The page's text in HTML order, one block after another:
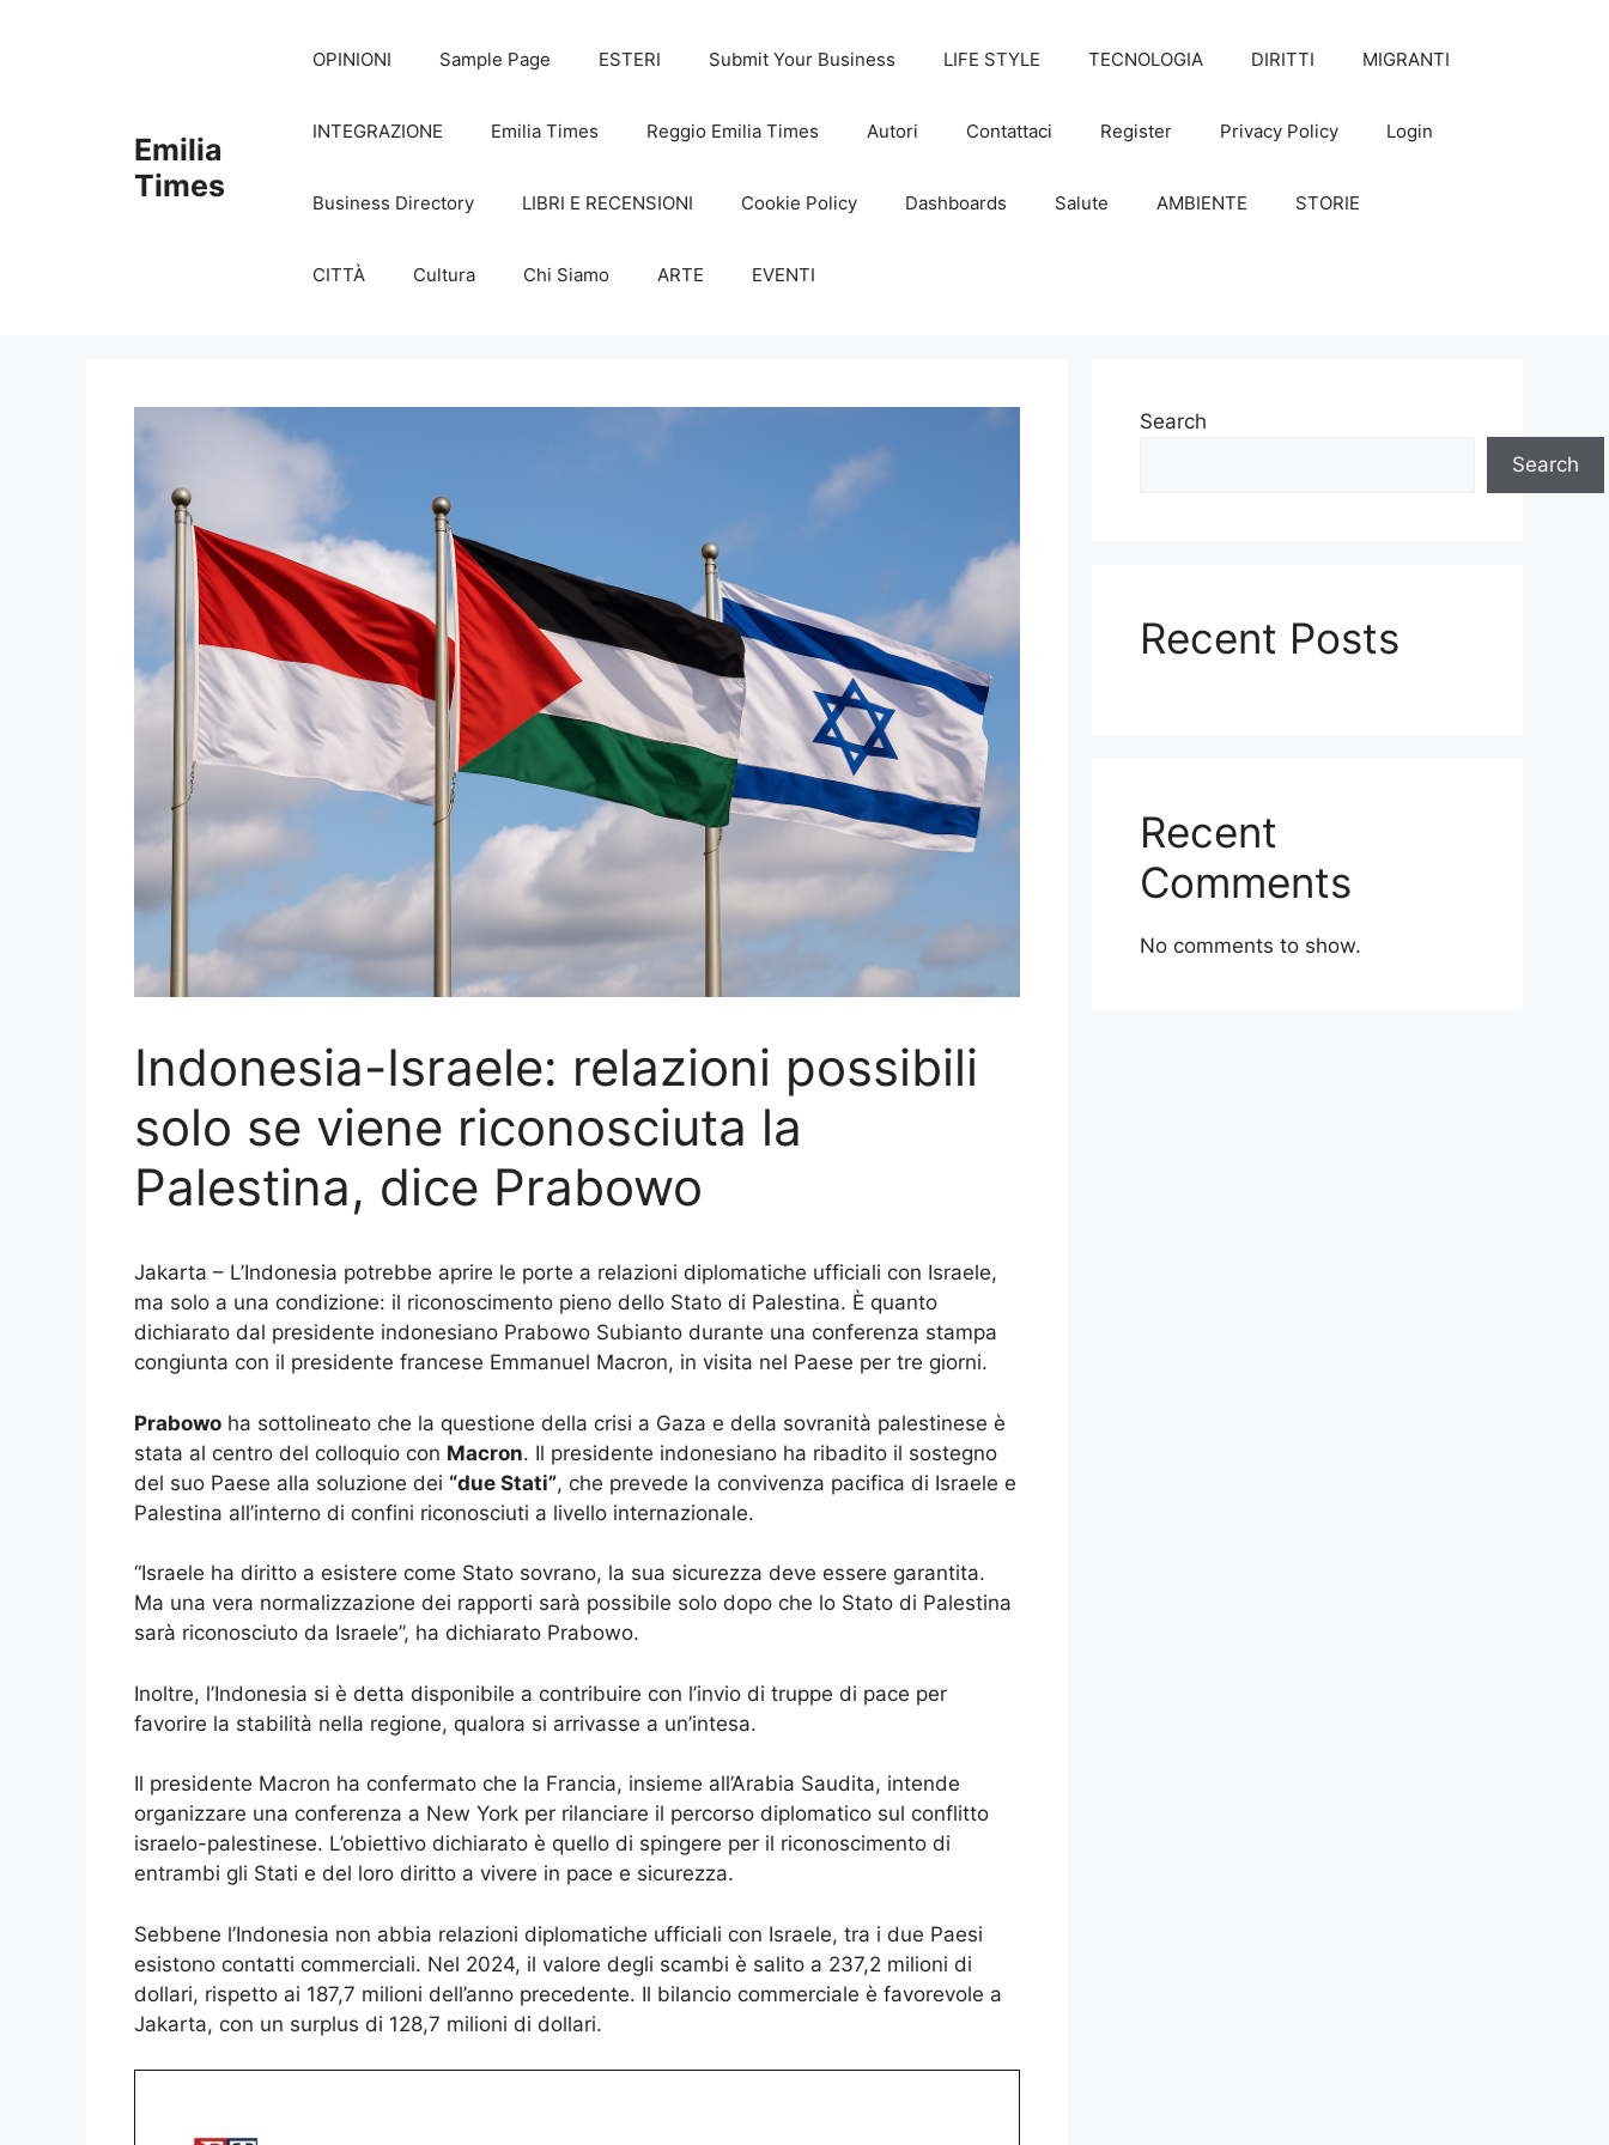
Emilia
Times
OPINIONI Sample Page ESTERI Submit Your Business LIFE STYLE TECNOLOGIA DIRITTI MIGRANTI
INTEGRAZIONE Emilia Times Reggio Emilia Times Autori Contattaci Register Privacy Policy Login
Business Directory LIBRI E RECENSIONI Cookie Policy Dashboards Salute AMBIENTE STORIE
CITTÀ Cultura Chi Siamo ARTE EVENTI
Indonesia-Israele: relazioni possibili
solo se viene riconosciuta la
Palestina, dice Prabowo
Jakarta – L’Indonesia potrebbe aprire le porte a relazioni diplomatiche ufficiali con Israele,
ma solo a una condizione: il riconoscimento pieno dello Stato di Palestina. È quanto
dichiarato dal presidente indonesiano Prabowo Subianto durante una conferenza stampa
congiunta con il presidente francese Emmanuel Macron, in visita nel Paese per tre giorni.
Prabowo ha sottolineato che la questione della crisi a Gaza e della sovranità palestinese è
stata al centro del colloquio con Macron. Il presidente indonesiano ha ribadito il sostegno
del suo Paese alla soluzione dei “due Stati”, che prevede la convivenza pacifica di Israele e
Palestina all’interno di confini riconosciuti a livello internazionale.
“Israele ha diritto a esistere come Stato sovrano, la sua sicurezza deve essere garantita.
Ma una vera normalizzazione dei rapporti sarà possibile solo dopo che lo Stato di Palestina
sarà riconosciuto da Israele”, ha dichiarato Prabowo.
Inoltre, l’Indonesia si è detta disponibile a contribuire con l’invio di truppe di pace per
favorire la stabilità nella regione, qualora si arrivasse a un’intesa.
Il presidente Macron ha confermato che la Francia, insieme all’Arabia Saudita, intende
organizzare una conferenza a New York per rilanciare il percorso diplomatico sul conflitto
israelo-palestinese. L’obiettivo dichiarato è quello di spingere per il riconoscimento di
entrambi gli Stati e del loro diritto a vivere in pace e sicurezza.
Sebbene l’Indonesia non abbia relazioni diplomatiche ufficiali con Israele, tra i due Paesi
esistono contatti commerciali. Nel 2024, il valore degli scambi è salito a 237,2 milioni di
dollari, rispetto ai 187,7 milioni dell’anno precedente. Il bilancio commerciale è favorevole a
Jakarta, con un surplus di 128,7 milioni di dollari.
Search
Search
Recent Posts
Recent
Comments
No comments to show.